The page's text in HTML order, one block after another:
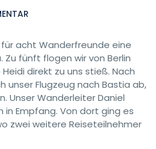
für acht Wanderfreunde eine
Zu fünft flogen wir von Berlin
direkt zu uns stieß. Nach
unser Flugzeug nach Bastia ab,
Unser Wanderleiter Daniel
in Empfang. Von dort ging es
zwei weitere Reiseteilnehmer